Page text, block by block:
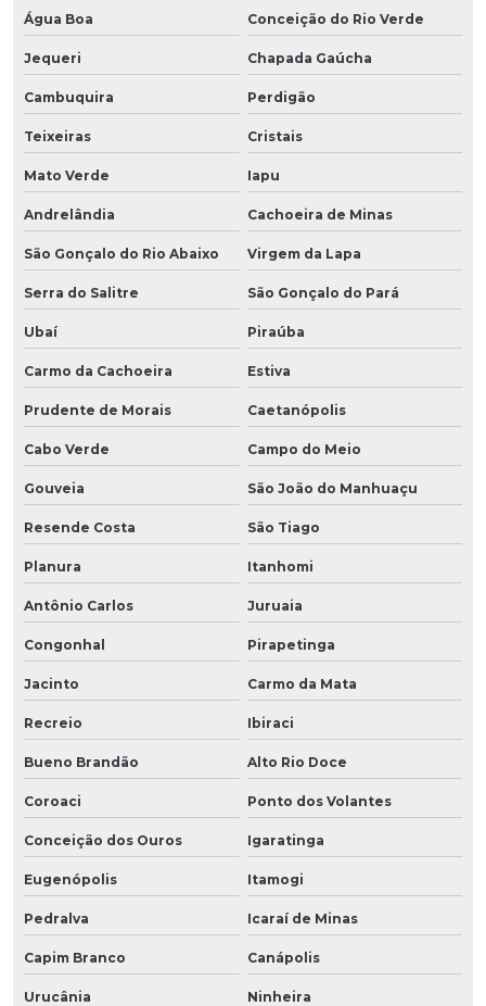
Água Boa Conceição do Rio Verde
Jequeri Chapada Gaúcha
Cambuquira Perdigão
Teixeiras Cristais
Mato Verde Iapu
Andrelândia Cachoeira de Minas
São Gonçalo do Rio Abaixo Virgem da Lapa
Serra do Salitre São Gonçalo do Pará
Ubaí Piraúba
Carmo da Cachoeira Estiva
Prudente de Morais Caetanópolis
Cabo Verde Campo do Meio
Gouveia São João do Manhuaçu
Resende Costa São Tiago
Planura Itanhomi
Antônio Carlos Juruaia
Congonhal Pirapetinga
Jacinto Carmo da Mata
Recreio Ibiraci
Bueno Brandão Alto Rio Doce
Coroaci Ponto dos Volantes
Conceição dos Ouros Igaratinga
Eugenópolis Itamogi
Pedralva Icaraí de Minas
Capim Branco Canápolis
Urucânia Ninheira